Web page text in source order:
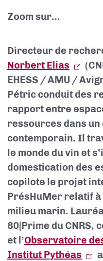
Zoom sur…
Directeur de
Norbert Elias
EHESS / AMU /
Pétric conduit des
rapport entre
ressources dans un
contemporain. Il
le monde du vin et
domestication des
copilote le projet
PrésHuMer relatif à
milieu marin.
80|Prime du CNRS,
et l’Observatoire
Institut Pythéas